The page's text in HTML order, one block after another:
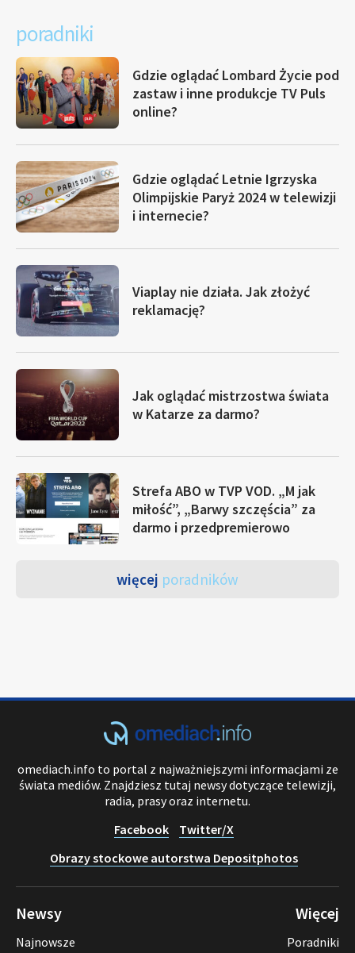
poradniki
Gdzie oglądać Lombard Życie pod
zastaw i inne produkcje TV Puls
online?
Gdzie oglądać Letnie Igrzyska
Olimpijskie Paryż 2024 w telewizji
i internecie?
Viaplay nie działa. Jak złożyć
reklamację?
Jak oglądać mistrzostwa świata
w Katarze za darmo?
Strefa ABO w TVP VOD. „M jak
miłość”, „Barwy szczęścia” za
darmo i przedpremierowo
więcej poradników
omediach.info to portal z najważniejszymi informacjami ze
świata mediów. Znajdziesz tutaj newsy dotyczące telewizji,
radia, prasy oraz internetu.
Facebook
Twitter/X
Obrazy stockowe autorstwa Depositphotos
Newsy
Najnowsze
Więcej
Poradniki